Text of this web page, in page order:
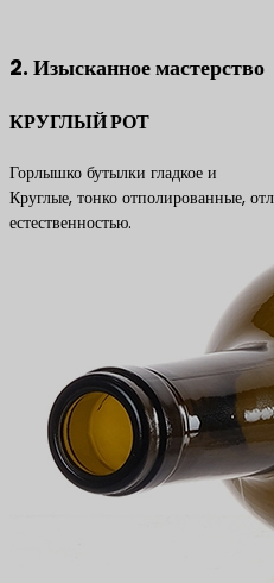
2. Изысканное мастерство
КРУГЛЫЙ РОТ
Горлышко бутылки гладкое и
Круглые, тонко отполированные,
естественностью.